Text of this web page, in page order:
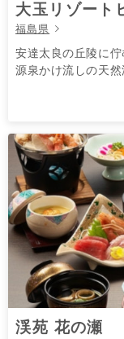
大玉リゾート
福島県
安達太良の丘陵に佇
源泉かけ流しの天
渓苑 花の瀬